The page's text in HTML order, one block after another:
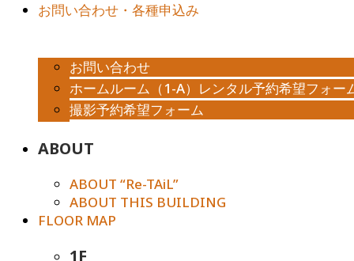
お問い合わせ・各種申込み
お問い合わせ
ホームルーム（1-A）レンタル予約希望フォー
撮影予約希望フォーム
ABOUT
ABOUT “Re-TAiL”
ABOUT THIS BUILDING
FLOOR MAP
1F